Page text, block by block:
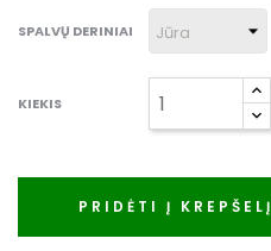
SPALVŲ DERINIAI
KIEKIS
PRIDĖTI Į KREPŠELĮ